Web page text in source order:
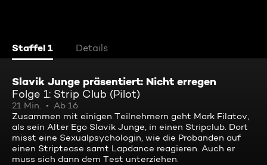
Staffel 1 Details
Slavik Junge präsentiert: Nicht erregen
Folge 1: Strip Club (Pilot)
21 Min.
Ab 16
Zusammen mit einigen Teilnehmern geht Mark Filatov,
als sein Alter Ego Slavik Junge, in einen Stripclub. Dort
misst eine Sexualpsychologin, wie die Probanden auf
einen Striptease samt Lapdance reagieren. Auch er
muss sich dann dem Test unterziehen.